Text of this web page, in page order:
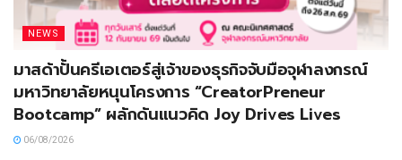
NEWS
มาสด้าปั้นครีเอเตอร์สู่เจ้าของธุรกิจจับมือจุฬาลงกรณ์
มหาวิทยาลัยหนุนโครงการ “CreatorPreneur
Bootcamp” ผลักดันแนวคิด Joy Drives Lives
06/08/2026